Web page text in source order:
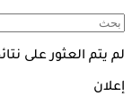
لم يتم العثور على
إعلان